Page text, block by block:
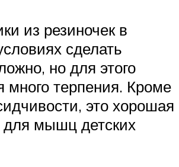
из резиночек в
сделать
но для этого
много терпения. Кроме
это хорошая
для мышц детских